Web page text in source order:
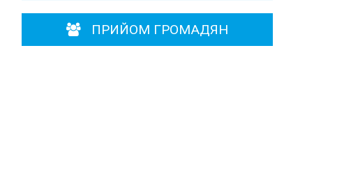
ПРИЙОМ ГРОМАДЯН